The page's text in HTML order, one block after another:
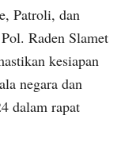
Patroli, dan
Raden Slamet
kesiapan
negara dan
dalam rapat